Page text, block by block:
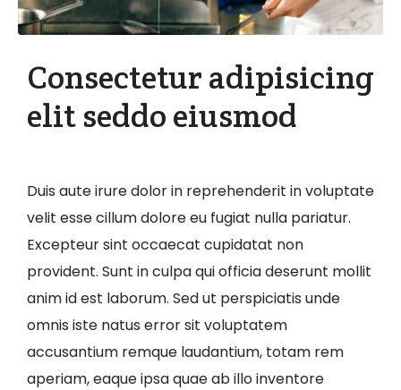
Consectetur adipisicing
elit seddo eiusmod
Duis aute irure dolor in reprehenderit in voluptate
velit esse cillum dolore eu fugiat nulla pariatur.
Excepteur sint occaecat cupidatat non
provident. Sunt in culpa qui officia deserunt mollit
anim id est laborum. Sed ut perspiciatis unde
omnis iste natus error sit voluptatem
accusantium remque laudantium, totam rem
aperiam, eaque ipsa quae ab illo inventore